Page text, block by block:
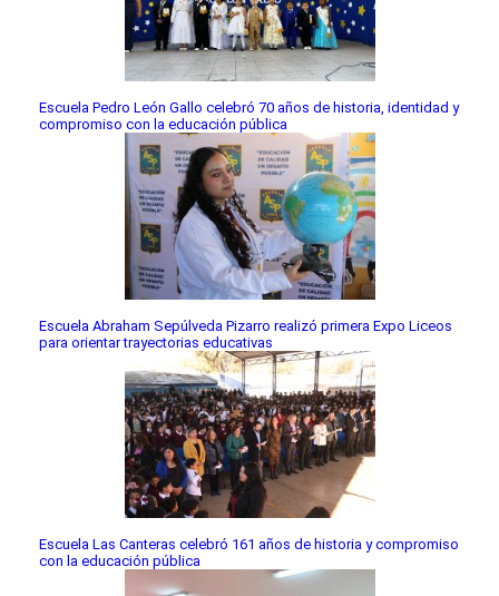
Escuela Pedro León Gallo celebró 70 años de historia, identidad y
compromiso con la educación pública
Escuela Abraham Sepúlveda Pizarro realizó primera Expo Liceos
para orientar trayectorias educativas
Escuela Las Canteras celebró 161 años de historia y compromiso
con la educación pública